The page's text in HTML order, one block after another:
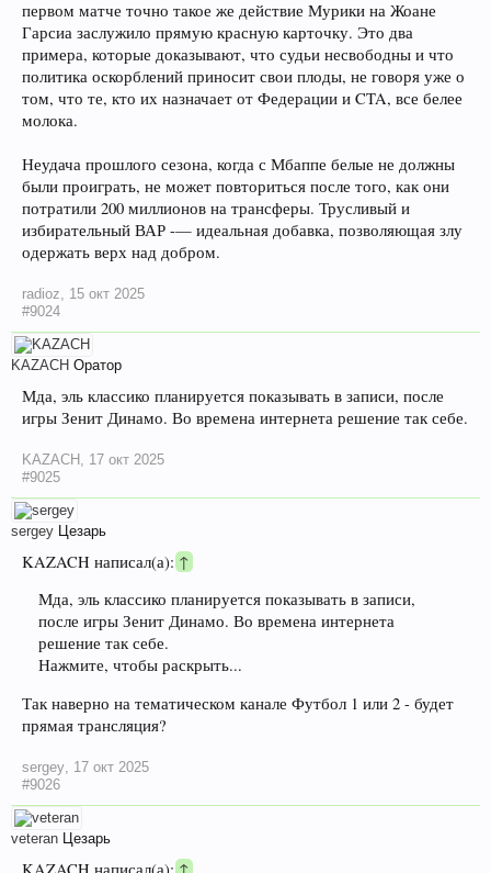
первом матче точно такое же действие Мурики на Жоане
Гарсиа заслужило прямую красную карточку. Это два
примера, которые доказывают, что судьи несвободны и что
политика оскорблений приносит свои плоды, не говоря уже о
том, что те, кто их назначает от Федерации и CTA, все белее
молока.
Неудача прошлого сезона, когда с Мбаппе белые не должны
были проиграть, не может повториться после того, как они
потратили 200 миллионов на трансферы. Трусливый и
избирательный ВАР -— идеальная добавка, позволяющая злу
одержать верх над добром.
radioz
15 окт 2025
#9024
KAZACH Оратор
Мда, эль классико планируется показывать в записи, после
игры Зенит Динамо. Во времена интернета решение так себе.
KAZACH 17 окт 2025
#9025
sergey Цезарь
KAZACH написал(а):↑
Мда, эль классико планируется показывать в записи,
после игры Зенит Динамо. Во времена интернета
решение так себе.
Нажмите, чтобы раскрыть...
Так наверно на тематическом канале Футбол 1 или 2 - будет
прямая трансляция?
sergey 17 окт 2025
#9026
veteran Цезарь